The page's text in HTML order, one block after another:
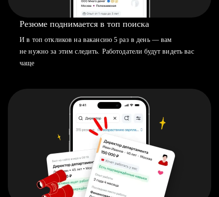
Резюме поднимается в топ поиска
И в топ откликов на вакансию 5 раз в день — вам
не нужно за этим следить. Работодатели будут видеть вас
чаще